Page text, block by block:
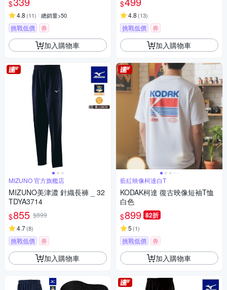
運動墊
$
4.8 (11) 總銷量>50
挑戰低價 券
加入購物車
MIZUNO 官方旗艦店
MIZUNO美津濃 針織長褲 _ 32
TDYA3714
$855 $899
4.7(8)
挑戰低價 券
加入購物車
（可上飛機）
$
4.8 (13)
挑戰低價 券
加入購物車
藍紅映像柯達白T
KODAK柯達 復古映像短袖T恤
白色
$899 82折
5 (1)
挑戰低價 券
加入購物車